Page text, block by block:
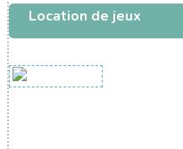
Location de jeux